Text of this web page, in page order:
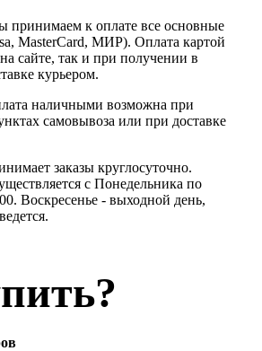
принимаем к оплате все основные
MasterCard, МИР). Оплата картой
сайте, так и при получении в
курьером.
наличными возможна при
самовывоза или при доставке
заказы круглосуточно.
с Понедельника по
Воскресенье - выходной день,